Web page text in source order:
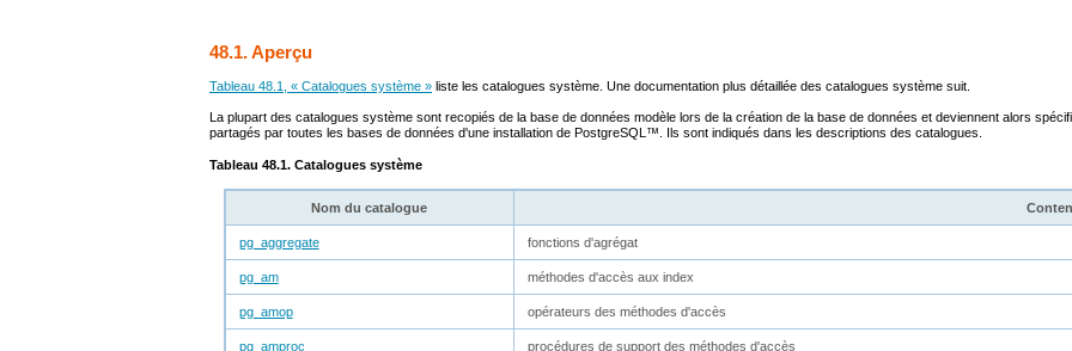
48.1. Aperçu
Tableau 48.1, « Catalogues système » liste les catalogues système. Une documentation plus détaillée des catalogues système suit.
La plupart des catalogues système sont recopiés de la base de données modèle lors de la création de la base de données et deviennent alors
partagés par toutes les bases de données d'une installation de PostgreSQL ™. Ils sont indiqués dans les descriptions des catalogues.
Tableau 48.1. Catalogues système
Nom du catalogue
pg_aggregate fonctions d'agrégat
pg_am méthodes d'accès aux index
pg_amop opérateurs des méthodes d'accès
pg_amproc procédures de support des méthodes d'accès